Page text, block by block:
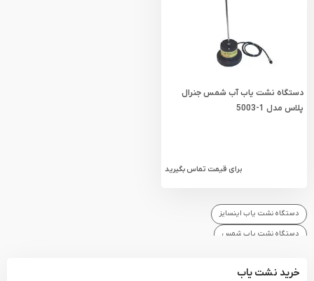
دستگاه نشت یاب آب شمس جنرال
پلاس مدل 1-5003
برای قیمت تماس بگیرید
دستگاه نشت یاب اینسایز
دستگاه نشت یاب شمس
خرید نشت یاب